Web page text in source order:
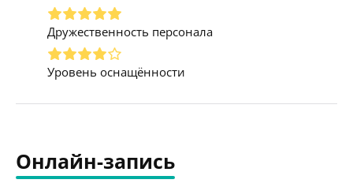
Дружественность персонала
Уровень оснащённости
Онлайн-запись